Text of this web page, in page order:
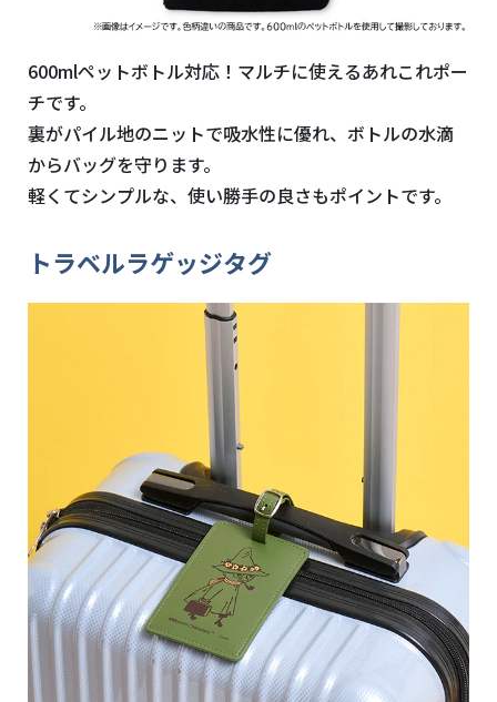
600mlペットボトル対応！マルチに使えるあれこれポー
チです。
裏がパイル地のニットで吸水性に優れ、ボトルの水滴
からバッグを守ります。
軽くてシンプルな、使い勝手の良さもポイントです。
トラベルラゲッジタグ